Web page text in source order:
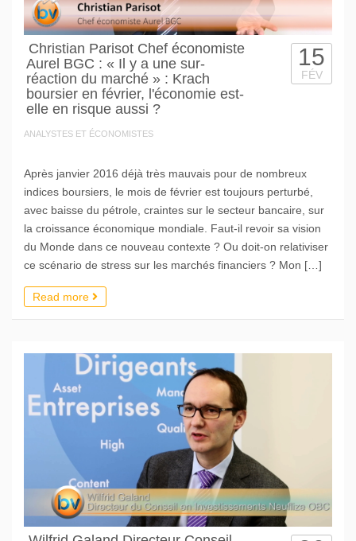
Christian Parisot Chef économiste
Aurel BGC : « Il y a une sur-
réaction du marché » : Krach
boursier en février, l'économie est-
elle en risque aussi ?
ANALYSTES ET ÉCONOMISTES
15
FÉV
Après janvier 2016 déjà très mauvais pour de nombreux
indices boursiers, le mois de février est toujours perturbé,
avec baisse du pétrole, craintes sur le secteur bancaire, sur
la croissance économique mondiale. Faut-il revoir sa vision
du Monde dans ce nouveau contexte ? Ou doit-on relativiser
ce scénario de stress sur les marchés financiers ? Mon […]
Read more